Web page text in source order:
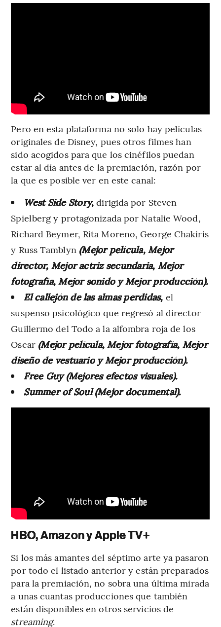
Pero en esta plataforma no solo hay películas
originales de Disney, pues otros filmes han
sido acogidos para que los cinéfilos puedan
estar al día antes de la premiación, razón por
la que es posible ver en este canal:
West Side Story, dirigida por Steven
Spielberg y protagonizada por Natalie Wood,
Richard Beymer, Rita Moreno, George Chakiris
y Russ Tamblyn (Mejor película, Mejor
director, Mejor actriz secundaria, Mejor
fotografía, Mejor sonido y Mejor producción).
El callejón de las almas perdidas, el
suspenso psicológico que regresó al director
Guillermo del Todo a la alfombra roja de los
Oscar (Mejor película, Mejor fotografía, Mejor
diseño de vestuario y Mejor producción).
Free Guy (Mejores efectos visuales).
Summer of Soul (Mejor documental).
HBO, Amazon y Apple TV+
Si los más amantes del séptimo arte ya pasaron
por todo el listado anterior y están preparados
para la premiación, no sobra una última mirada
a unas cuantas producciones que también
están disponibles en otros servicios de
streaming.